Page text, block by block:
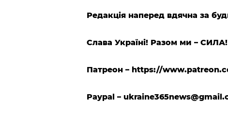
Редакція наперед вдячна за
Слава Україні! Разом ми – СИЛА!
Патреон – https://
Paypal –